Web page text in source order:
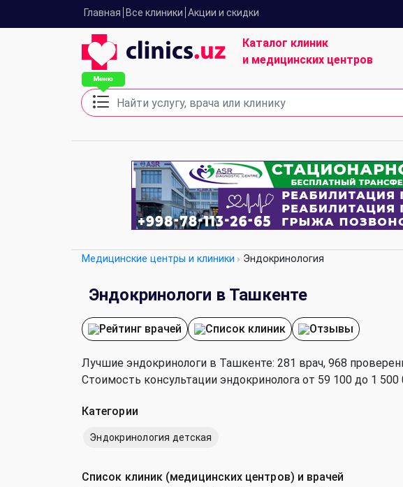
Главная Все клиники Акции и скидки
Каталог клиник
и медицинских центров
Медицинские центры и клиники Эндокринология
Эндокринологи в Ташкенте
Рейтинг врачей Список клиник Отзывы
Лучшие эндокринологи в Ташкенте: 281 врач, 968
Стоимость консультации эндокринолога от 59 100 до 1
Категории
Эндокринология детская
Список клиник (медицинских центров) и врачей